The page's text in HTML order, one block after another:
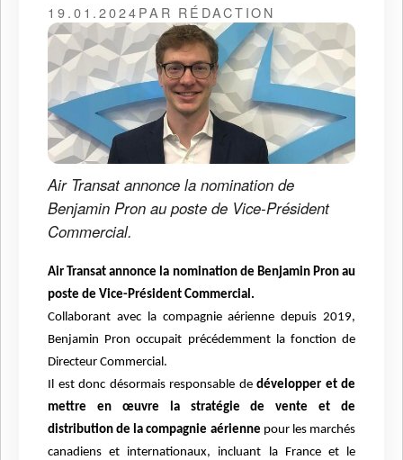
19.01.2024PAR RÉDACTION
Air Transat annonce la nomination de
Benjamin Pron au poste de Vice-Président
Commercial.
Air Transat annonce la nomination de Benjamin Pron au
poste de Vice-Président Commercial.
Collaborant avec la compagnie aérienne depuis 2019,
Benjamin Pron occupait précédemment la fonction de
Directeur Commercial.
Il est donc désormais responsable de développer et de
mettre en œuvre la stratégie de vente et de
distribution de la compagnie aérienne pour les marchés
canadiens et internationaux, incluant la France et le